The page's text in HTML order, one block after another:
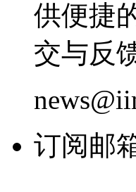
供便捷
交与反
订阅邮